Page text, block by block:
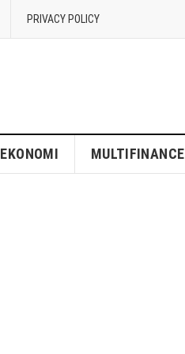
PRIVACY POLICY
EKONOMI MULTIFINANCE